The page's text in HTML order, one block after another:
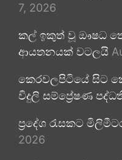
7, 2026
කල් ඉකුත් වූ ඖෂධ
ආයතනයක් වටලයි
කෙරවලපිටියේ සිට
විදුලි සම්ප්‍රේෂණ
ප්‍රදේශ රැසකට
2026